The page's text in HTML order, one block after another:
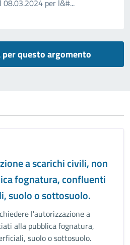
per l&#...
questo argomento
a scarichi civili, non
fognatura, confluenti
suolo o sottosuolo.
l'autorizzazione a
alla pubblica fognatura,
suolo o sottosuolo.